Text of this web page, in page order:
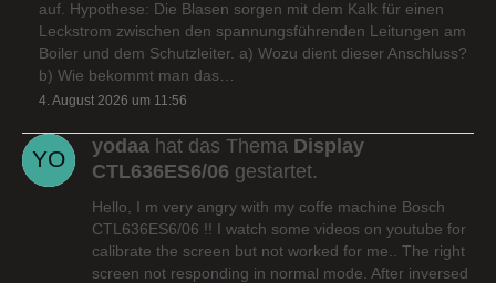
auf. Hypothese: Die Blasen sorgen mit dem Kalk für einen
Leckstrom zwischen den spannungsführenden Leitungen am
Boiler und dem Schutzleiter. a) Wozu dient dieser Anschluss?
b) Wie bekommt man das…
4. August 2026 um 11:56
yodaa hat das Thema Display
CTL636ES6/06 gestartet.
Hello, I m very angry with my coffe machine Bosch
CTL636ES6/06 !! I watch some videos on youtube for
calibrate the screen but not worked for me.. The right
screen not responding in normal mode. After inversed